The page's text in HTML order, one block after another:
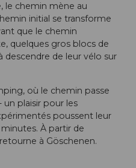
le chemin mène au
initial se transforme
que le chemin
quelques gros blocs de
descendre de leur vélo sur
où le chemin passe
un plaisir pour les
poussent leur
À partir de
à Göschenen.